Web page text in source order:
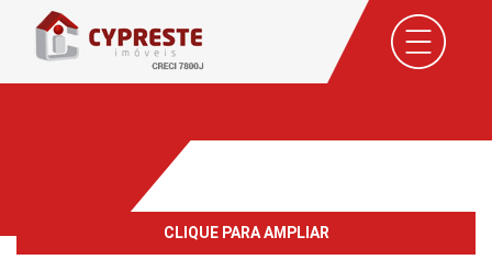
CLIQUE PARA AMPLIAR